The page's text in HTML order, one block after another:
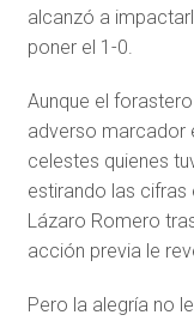
alcanzó a
poner el 1-0.
Aunque el
adverso marcador
celestes quienes
estirando las cifras
Lázaro Romero
acción previa le
Pero la alegría no